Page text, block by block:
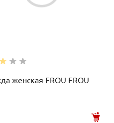
женская FROU FROU